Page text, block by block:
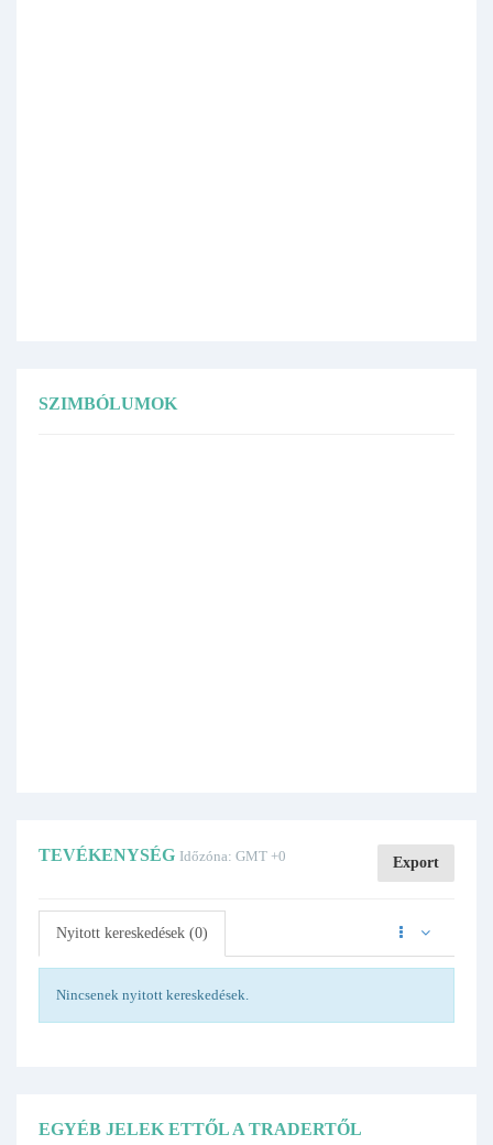
SZIMBÓLUMOK
TEVÉKENYSÉG Időzóna: GMT +0 Export
Nyitott kereskedések (0)
Nincsenek nyitott kereskedések.
EGYÉB JELEK ETTŐL A TRADERTŐL